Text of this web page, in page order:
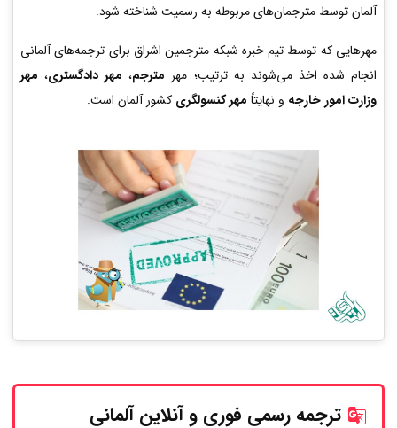
آلمان توسط مترجمان‌های مربوطه به رسمیت شناخته شود.
مهرهایی که توسط تیم خبره شبکه مترجمین اشراق برای ترجمه‌های آلمانی
انجام شده اخذ می‌شوند به ترتیب؛ مهر مترجم، مهر دادگستری، مهر
وزارت امور خارجه و نهایتاً مهر کنسولگری کشور آلمان است.
ترجمه رسمی فوری و آنلاینآلمانی